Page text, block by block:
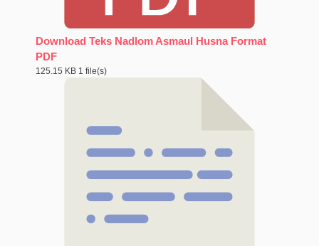
Download Teks Nadlom Asmaul Husna Format
PDF
125.15 KB 1 file(s)